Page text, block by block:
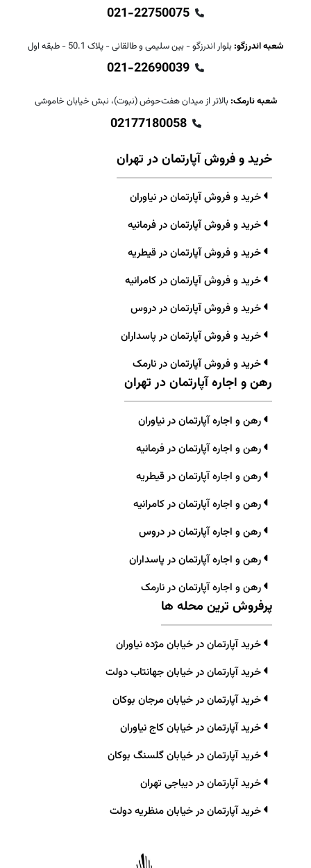
021-22750075
شعبه اندرزگو: بلوار اندرزگو - بین سلیمی و طالقانی - پلاک 50.1 - طبقه اول
021-22690039
شعبه نارمک: بالاتر از میدان هفت‌حوض (نبوت)، نبش خیابان خاموشی
02177180058
خرید و فروش آپارتمان در تهران
خرید و فروش آپارتمان در نیاوران
خرید و فروش آپارتمان در فرمانیه
خرید و فروش آپارتمان در قیطریه
خرید و فروش آپارتمان در کامرانیه
خرید و فروش آپارتمان در دروس
خرید و فروش آپارتمان در پاسداران
خرید و فروش آپارتمان در نارمک
رهن و اجاره آپارتمان در تهران
رهن و اجاره آپارتمان در نیاوران
رهن و اجاره آپارتمان در فرمانیه
رهن و اجاره آپارتمان در قیطریه
رهن و اجاره آپارتمان در کامرانیه
رهن و اجاره آپارتمان در دروس
رهن و اجاره آپارتمان در پاسداران
رهن و اجاره آپارتمان در نارمک
پرفروش ترین محله ها
خرید آپارتمان در خیابان مژده نیاوران
خرید آپارتمان در خیابان جهانتاب دولت
خرید آپارتمان در خیابان مرجان بوکان
خرید آپارتمان در خیابان کاج نیاوران
خرید آپارتمان در خیابان گلسنگ بوکان
خرید آپارتمان در دیباجی تهران
خرید آپارتمان در خیابان منظریه دولت